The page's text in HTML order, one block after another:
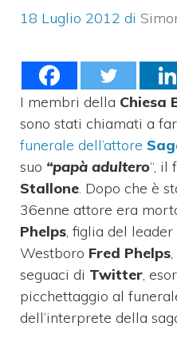
18 Luglio 2012 di
I membri della Chiesa
sono stati chiamati a
funerale dell’attore
suo “papà adultero“, il
Stallone. Dopo che è
36enne attore era
Phelps, figlia del
Westboro Fred Phelps
seguaci di Twitter,
picchettaggio al
dell’interprete della